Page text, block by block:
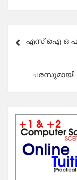
navigation
എസ് ഐ ഒ
ചരസുമായി